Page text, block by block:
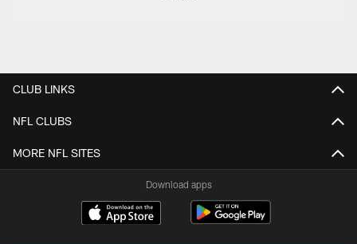
CLUB LINKS
NFL CLUBS
MORE NFL SITES
Download apps